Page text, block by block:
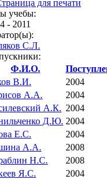
учебы:
- 2011
С.Л.
Ф.И.О.
В.И.
2004
А.А.
2004
А.К. 2004
Д.Ю. 2004
Е.С.
2004
А.А.
2008
Н.С.
2008
Я.С.
2004